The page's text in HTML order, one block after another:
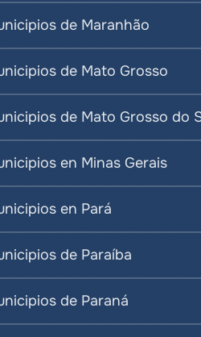
de Maranhão
de Mato Grosso
de Mato Grosso do
en Minas Gerais
en Pará
de Paraíba
de Paraná